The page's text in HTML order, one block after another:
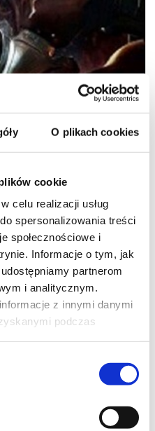
O plikach cookies
cookie
celu realizacji usług
spersonalizowania treści
społecznościowe i
Informacje o tym, jak
partnerom
i analitycznym.
z innymi danymi
podczas
2D
"Łydynia" tymczasowa sala
lecz gdy zachodzi taka
potęgę Posępnego Czerepu,